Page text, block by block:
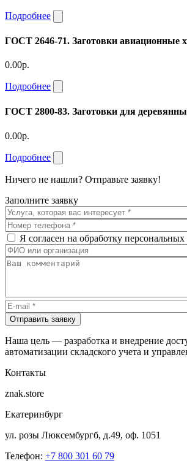
Подробнее
ГОСТ 2646-71. Заготовки авиационные
0.00р.
Подробнее
ГОСТ 2800-83. Заготовки для
0.00р.
Подробнее
Ничего не нашли? Отправьте заявку!
Заполните заявку
Я согласен на обработку
Отправить заявку
Наша цель — разработка и внедрение
автоматизации складского учета и
Контакты
znak.store
Екатеринбург
ул. розы Люксембургб, д.49, оф. 1051
Телефон: +7 800 301 60 79